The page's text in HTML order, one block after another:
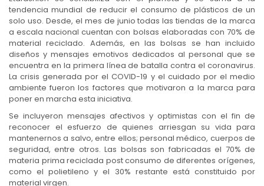
tendencia mundial de reducir el consumo de plásticos de un
solo uso. Desde, el mes de junio todas las tiendas de la marca
a escala nacional cuentan con bolsas elaboradas con 70% de
material reciclado. Además, en las bolsas se han incluido
diseños y mensajes emotivos dedicados al personal que se
encuentra en la primera línea de batalla contra el coronavirus.
La crisis generada por el COVID-19 y el cuidado por el medio
ambiente fueron los factores que motivaron a la marca para
poner en marcha esta iniciativa.
Se incluyeron mensajes afectivos y optimistas con el fin de
reconocer el esfuerzo de quienes arriesgan su vida para
mantenernos a salvo, entre ellos; personal médico, cuerpos de
seguridad, entre otros. Las bolsas son fabricadas el 70% de
materia prima reciclada post consumo de diferentes orígenes,
como el polietileno y el 30% restante está constituido por
material virgen.